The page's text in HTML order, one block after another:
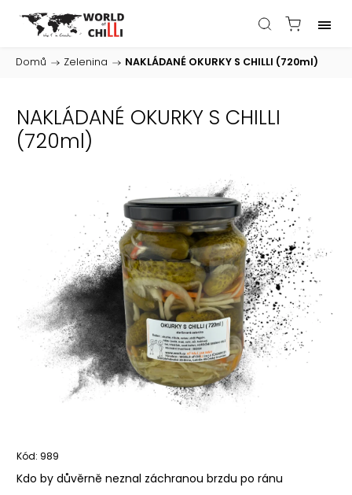
Domů / Zelenina / NAKLÁDANÉ OKURKY S CHILLI (720ml)
NAKLÁDANÉ OKURKY S CHILLI
(720ml)
Kód: 989
Kdo by důvěrně neznal záchranou brzdu po ránu